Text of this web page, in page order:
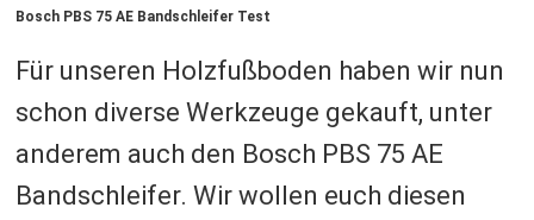
Bosch PBS 75 AE Bandschleifer Test
Für unseren Holzfußboden haben wir nun
schon diverse Werkzeuge gekauft, unter
anderem auch den Bosch PBS 75 AE
Bandschleifer. Wir wollen euch diesen